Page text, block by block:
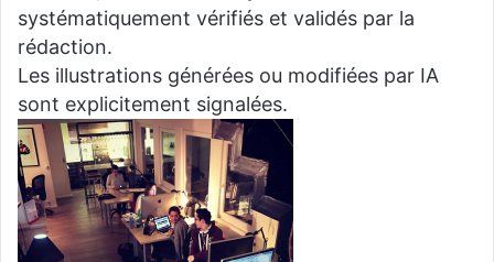
systématiquement vérifiés et validés par la
rédaction.
Les illustrations générées ou modifiées par IA
sont explicitement signalées.